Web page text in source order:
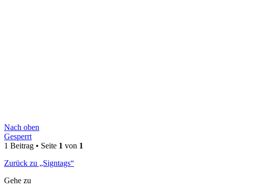
Nach oben
Gesperrt
1 Beitrag • Seite 1 von 1
Zurück zu „Signtags“
Gehe zu